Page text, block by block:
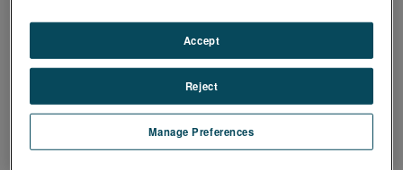
ハイエンド型固体金属発光分光分析装置
SPECTROLAB S01
を搭載した、ハイエンド型固体金属発光
分光分析装置
中小企業経営強化税制・固定資産特例対
象製品
Manage Preferences
Reject
Accept